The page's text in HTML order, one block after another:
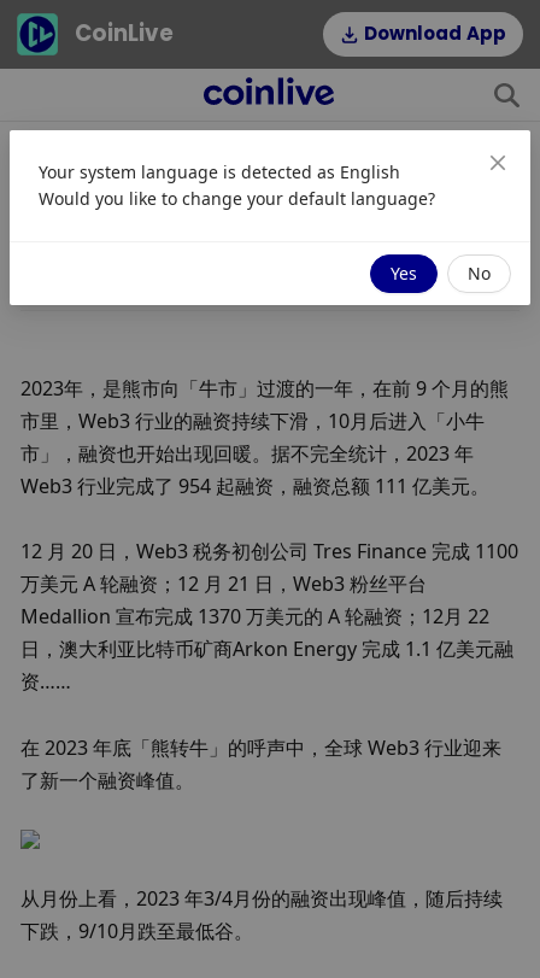
CoinLive Download App
一览 2023 Web3 一级市场晴雨表
Mengikuti
2023年，是熊市向「牛市」过渡的一年，在前 9 个月的熊
市里，Web3 行业的融资持续下滑，10月后进入「小牛
市」，融资也开始出现回暖。据不完全统计，2023 年
Web3 行业完成了 954 起融资，融资总额 111 亿美元。
12 月 20 日，Web3 税务初创公司 Tres Finance 完成 1100
万美元 A 轮融资；12 月 21 日，Web3 粉丝平台
Medallion 宣布完成 1370 万美元的 A 轮融资；12月 22
日，澳大利亚比特币矿商Arkon Energy 完成 1.1 亿美元融
资……
在 2023 年底「熊转牛」的呼声中，全球 Web3 行业迎来
了新一个融资峰值。
从月份上看，2023 年3/4月份的融资出现峰值，随后持续
下跌，9/10月跌至最低谷。
Your system language is detected as English
Would you like to change your default language?
Yes No